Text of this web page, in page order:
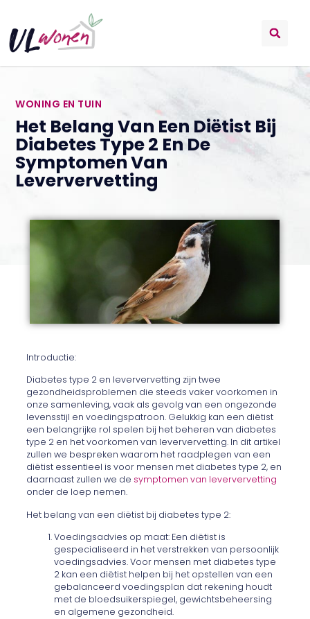
WONING EN TUIN
Het Belang Van Een Diëtist Bij
Diabetes Type 2 En De
Symptomen Van
Leververvetting
Introductie:
Diabetes type 2 en leververvetting zijn twee
gezondheidsproblemen die steeds vaker voorkomen in
onze samenleving, vaak als gevolg van een ongezonde
levensstijl en voedingspatroon. Gelukkig kan een diëtist
een belangrijke rol spelen bij het beheren van diabetes
type 2 en het voorkomen van leververvetting. In dit artikel
zullen we bespreken waarom het raadplegen van een
diëtist essentieel is voor mensen met diabetes type 2, en
daarnaast zullen we de symptomen van leververvetting
onder de loep nemen.
Het belang van een diëtist bij diabetes type 2:
Voedingsadvies op maat: Een diëtist is
gespecialiseerd in het verstrekken van persoonlijk
voedingsadvies. Voor mensen met diabetes type
2 kan een diëtist helpen bij het opstellen van een
gebalanceerd voedingsplan dat rekening houdt
met de bloedsuikerspiegel, gewichtsbeheersing
en algemene gezondheid.